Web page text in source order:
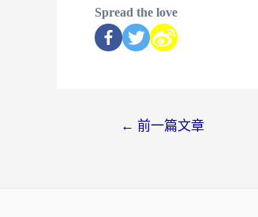
Spread the love
← 前一篇文章